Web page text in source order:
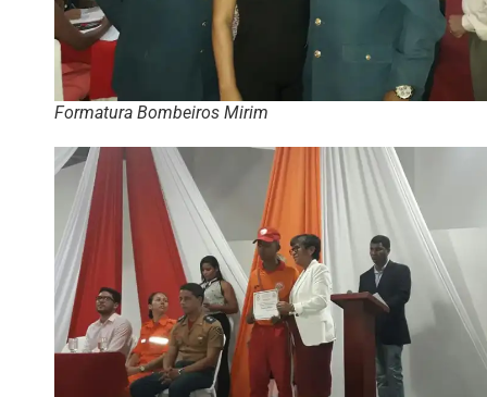
Formatura Bombeiros Mirim